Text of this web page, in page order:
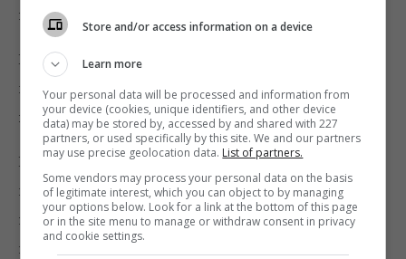
переносы кампаний на более ранний период и т.д.
Большинство рекламодателей с рекламными
кампаниями в период карантина сполна
воспользовались данными программами.
На сегодня карантин в Украине не остановлен, а
исходя из данных МОЗ по ежедневному количеству
новых случаев COVID-19 в стране, можно ожидать
продления бонусирования от телеканалов.
Store and/or access information on a device
Learn more
Your personal data will be processed and information from
your device (cookies, unique identifiers, and other device
data) may be stored by, accessed by and shared with 227
partners, or used specifically by this site. We and our partners
may use precise geolocation data. List of partners.
Some vendors may process your personal data on the basis
of legitimate interest, which you can object to by managing
your options below. Look for a link at the bottom of this page
or in the site menu to manage or withdraw consent in privacy
and cookie settings.